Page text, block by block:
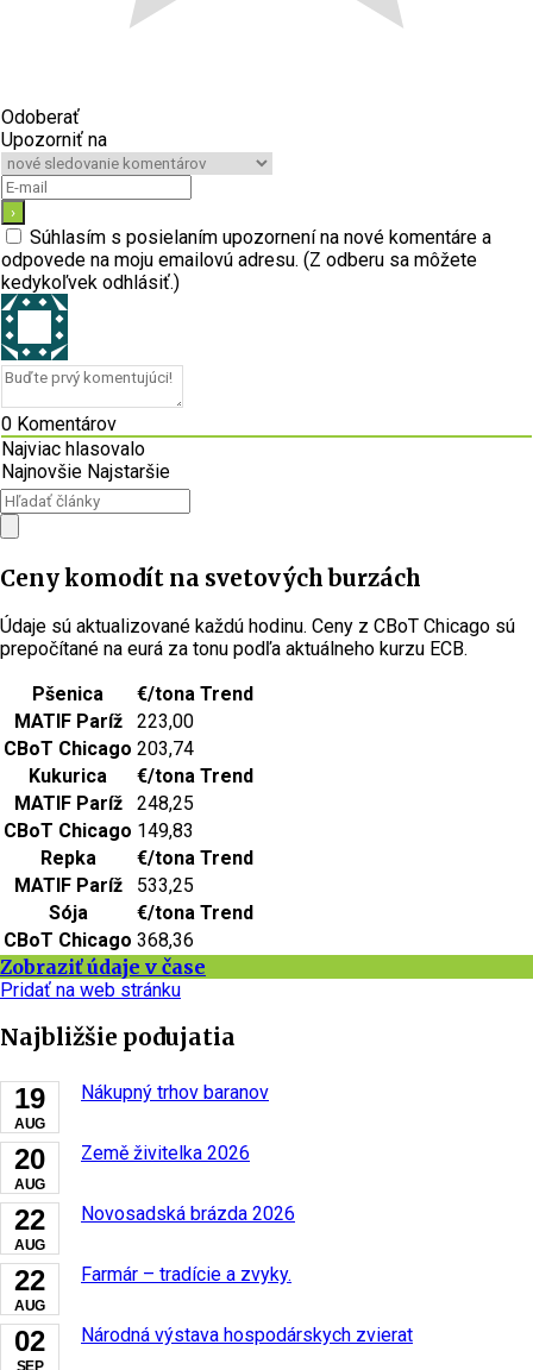
Odoberať
Upozorniť na
Súhlasím s posielaním upozornení na nové komentáre a
odpovede na moju emailovú adresu. (Z odberu sa môžete
kedykoľvek odhlásiť.)
0 Komentárov
Najviac hlasovalo
Najnovšie Najstaršie
Ceny komodít na svetových burzách
Údaje sú aktualizované každú hodinu. Ceny z CBoT Chicago sú
prepočítané na eurá za tonu podľa aktuálneho kurzu ECB.
Pšenica
€/tona Trend
MATIF Paríž
223,00
CBoT Chicago 203,74
Kukurica
€/tona Trend
MATIF Paríž
248,25
CBoT Chicago 149,83
Repka
€/tona Trend
MATIF Paríž
533,25
Sója
€/tona Trend
CBoT Chicago 368,36
Zobraziť údaje v čase
Pridať na web stránku
Najbližšie podujatia
19
AUG
Nákupný trhov baranov
20
AUG
Země živitelka 2026
22
AUG
Novosadská brázda 2026
22
AUG
Farmár – tradície a zvyky.
02 Národná výstava hospodárskych zvierat